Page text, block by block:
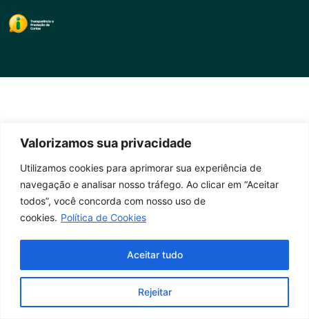
Valorizamos sua privacidade
Utilizamos cookies para aprimorar sua experiência de
navegação e analisar nosso tráfego. Ao clicar em “Aceitar
todos”, você concorda com nosso uso de
cookies. Política de Cookies
Rejeitar
Aceitar tudo